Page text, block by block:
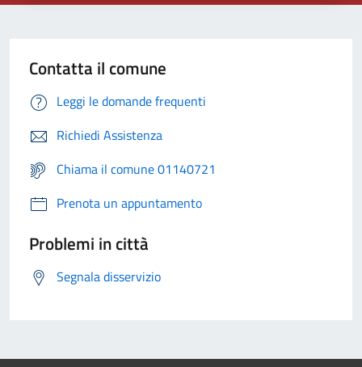
Contatta il comune
Leggi le domande frequenti
Richiedi Assistenza
Chiama il comune 01140721
Prenota un appuntamento
Problemi in città
Segnala disservizio